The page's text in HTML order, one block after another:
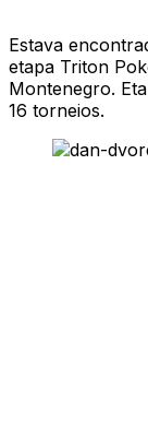
Estava
etapa Triton
Montenegro.
16 torneios.